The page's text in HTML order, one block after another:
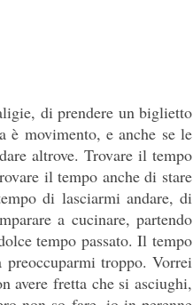
di prendere un biglietto
movimento, e anche se le
altrove. Trovare il tempo
il tempo anche di stare
di lasciarmi andare, di
a cucinare, partendo
tempo passato. Il tempo
troppo. Vorrei
avere fretta che si asciughi,